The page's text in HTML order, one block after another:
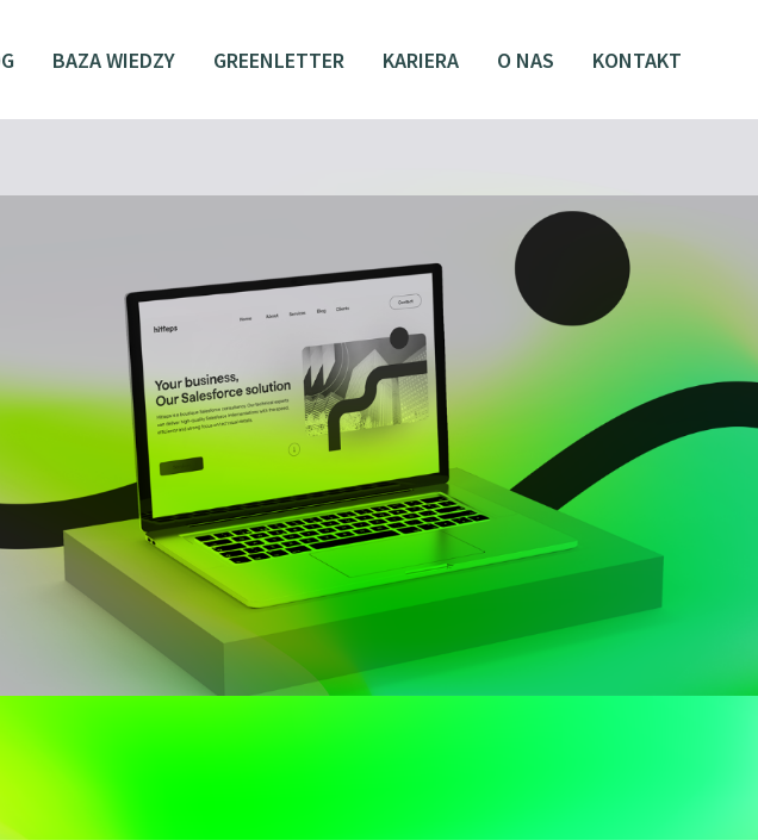
BAZA WIEDZY GREENLETTER KARIERA O NAS KONTAKT